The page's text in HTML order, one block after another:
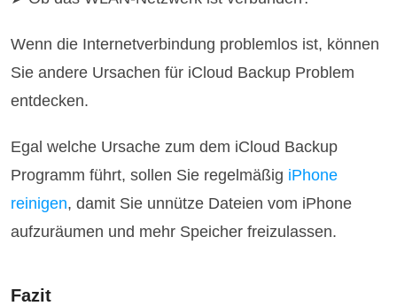
Wenn die Internetverbindung problemlos ist, können
Sie andere Ursachen für iCloud Backup Problem
entdecken.
Egal welche Ursache zum dem iCloud Backup
Programm führt, sollen Sie regelmäßig iPhone
reinigen, damit Sie unnütze Dateien vom iPhone
aufzuräumen und mehr Speicher freizulassen.
Fazit